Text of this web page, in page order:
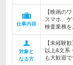
仕事内容
【映画の
スマホ、
検査業務
対象と
なる方
【未経験
以上&文系
も大歓迎